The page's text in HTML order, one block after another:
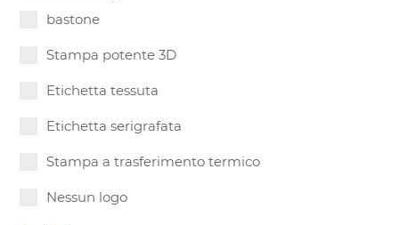
bastone
Stampa potente 3D
Etichetta tessuta
Etichetta serigrafata
Stampa a trasferimento termico
Nessun logo